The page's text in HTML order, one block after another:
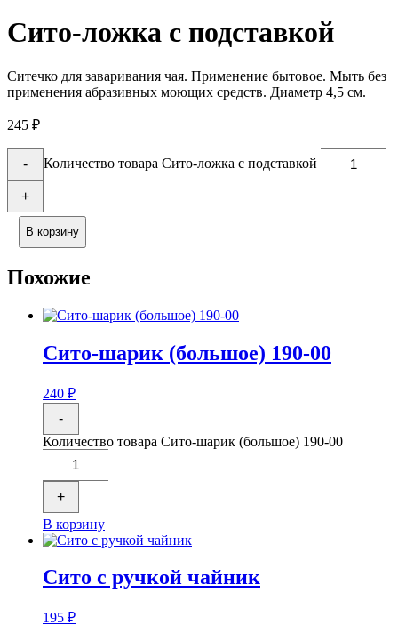
Сито-ложка с подставкой
Ситечко для заваривания чая. Применение бытовое. Мыть без
применения абразивных моющих средств. Диаметр 4,5 см.
245 ₽
- Количество товара Сито-ложка с подставкой
+
В корзину
Похожие
Сито-шарик (большое) 190-00
240 ₽
-
Количество товара Сито-шарик (большое) 190-00
+
В корзину
Сито с ручкой чайник
195 ₽